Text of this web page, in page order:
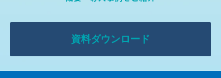
資料ダウンロード